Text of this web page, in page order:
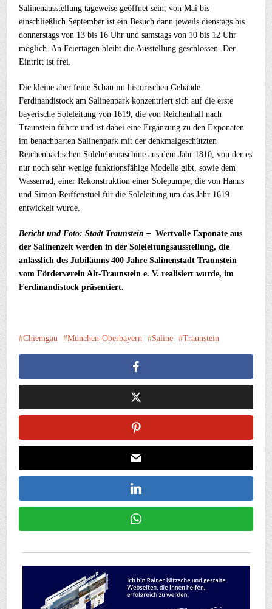
Salinenausstellung tageweise geöffnet sein, von Mai bis
einschließlich September ist ein Besuch dann jeweils dienstags bis
donnerstags von 13 bis 16 Uhr und samstags von 10 bis 12 Uhr
möglich. An Feiertagen bleibt die Ausstellung geschlossen. Der
Eintritt ist frei.
Die kleine aber feine Schau im historischen Gebäude
Ferdinandistock am Salinenpark konzentriert sich auf die erste
bayerische Soleleitung von 1619, die von Reichenhall nach
Traunstein führte und ist dabei eine Ergänzung zu den Exponaten
im benachbarten Salinenpark mit der denkmalgeschützten
Reichenbachschen Solehebemaschine aus dem Jahr 1810, von der es
nur noch sehr wenige funktionsfähige Modelle gibt, sowie dem
Wasserrad, einer Rekonstruktion einer Solepumpe, die von Hanns
und Simon Reiffenstuel für die Soleleitung um das Jahr 1619
entwickelt wurde.
Bericht und Foto: Stadt Traunstein –Wertvolle Exponate aus
der Salinenzeit werden in der Soleleitungsausstellung, die
anlässlich des Jubiläums 400 Jahre Salinenstadt Traunstein
vom Förderverein Alt-Traunstein e. V. realisiert wurde, im
Ferdinandistock präsentiert.
Chiemgau München-Oberbayern Saline Traunstein